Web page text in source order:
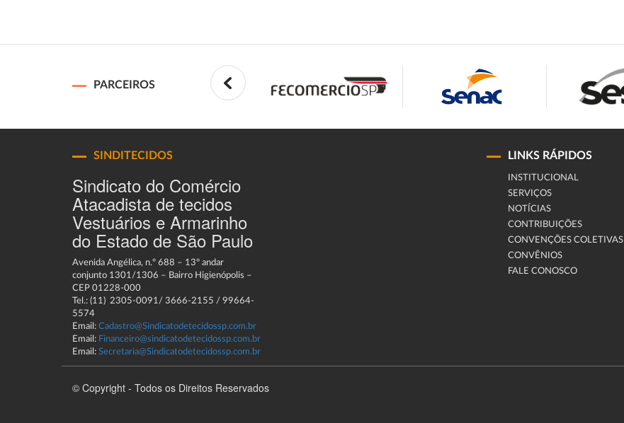
PARCEIROS
SINDITECIDOS
Sindicato do Comércio
Atacadista de tecidos
Vestuários e Armarinho
do Estado de São Paulo
Avenida Angélica, n.º 688 – 13º andar
conjunto 1301/1306 – Bairro Higienópolis –
CEP 01228-000
Tel.: (11) 2305-0091/ 3666-2155 / 99664-
5574
Email: Cadastro@Sindicatodetecidossp.com.br
Email: Financeiro@sindicatodetecidossp.com.br
Email: Secretaria@Sindicatodetecidossp.com.br
LINKS RÁPIDOS
INSTITUCIONAL
SERVIÇOS
NOTÍCIAS
CONTRIBUIÇÕES
CONVENÇÕES COLETIVAS
CONVÊNIOS
FALE CONOSCO
© Copyright - Todos os Direitos Reservados